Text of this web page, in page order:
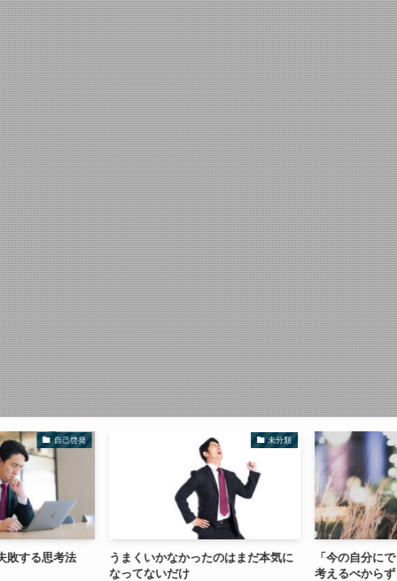
自己啓発
する思考法
未分類
うまくいかなかったのはまだ本気に
なってないだけ
「今の自分にで
考えるべからず